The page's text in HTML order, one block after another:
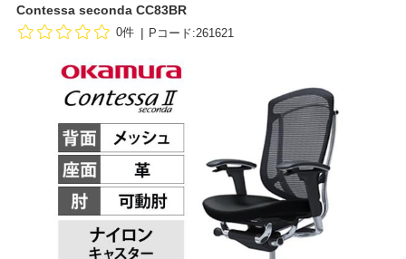
Contessa seconda CC83BR
0件 Pコード:261621